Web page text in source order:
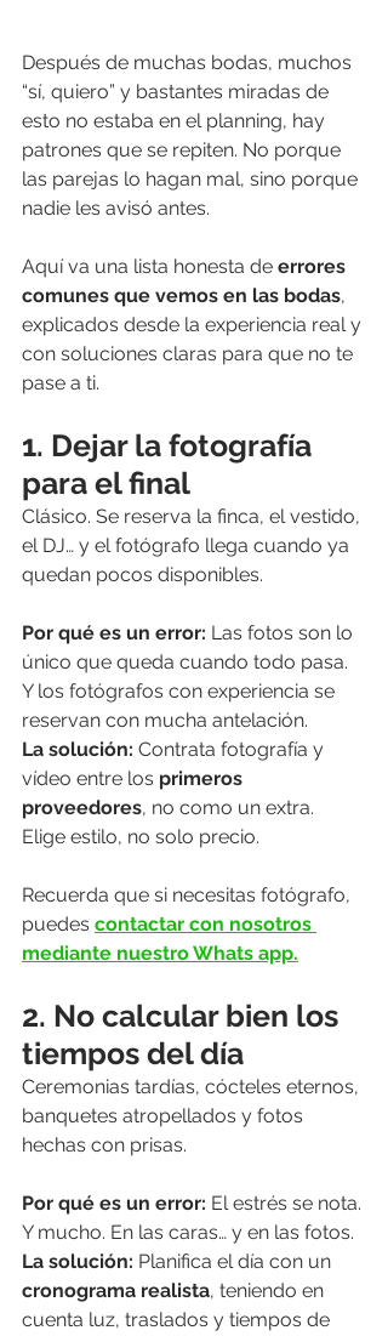
Después de muchas bodas, muchos
“sí, quiero” y bastantes miradas de
esto no estaba en el planning, hay
patrones que se repiten. No porque
las parejas lo hagan mal, sino porque
nadie les avisó antes.
Aquí va una lista honesta de errores
comunes que vemos en las bodas,
explicados desde la experiencia real y
con soluciones claras para que no te
pase a ti.
1. Dejar la fotografía
para el final
Clásico. Se reserva la finca, el vestido,
el DJ… y el fotógrafo llega cuando ya
quedan pocos disponibles.
Por qué es un error: Las fotos son lo
único que queda cuando todo pasa.
Y los fotógrafos con experiencia se
reservan con mucha antelación.
La solución: Contrata fotografía y
vídeo entre los primeros
proveedores, no como un extra.
Elige estilo, no solo precio.
Recuerda que si necesitas fotógrafo,
puedes contactar con nosotros
mediante nuestro Whats app.
2. No calcular bien los
tiempos del día
Ceremonias tardías, cócteles eternos,
banquetes atropellados y fotos
hechas con prisas.
Por qué es un error: El estrés se nota.
Y mucho. En las caras… y en las fotos.
La solución: Planifica el día con un
cronograma realista, teniendo en
cuenta luz, traslados y tiempos de